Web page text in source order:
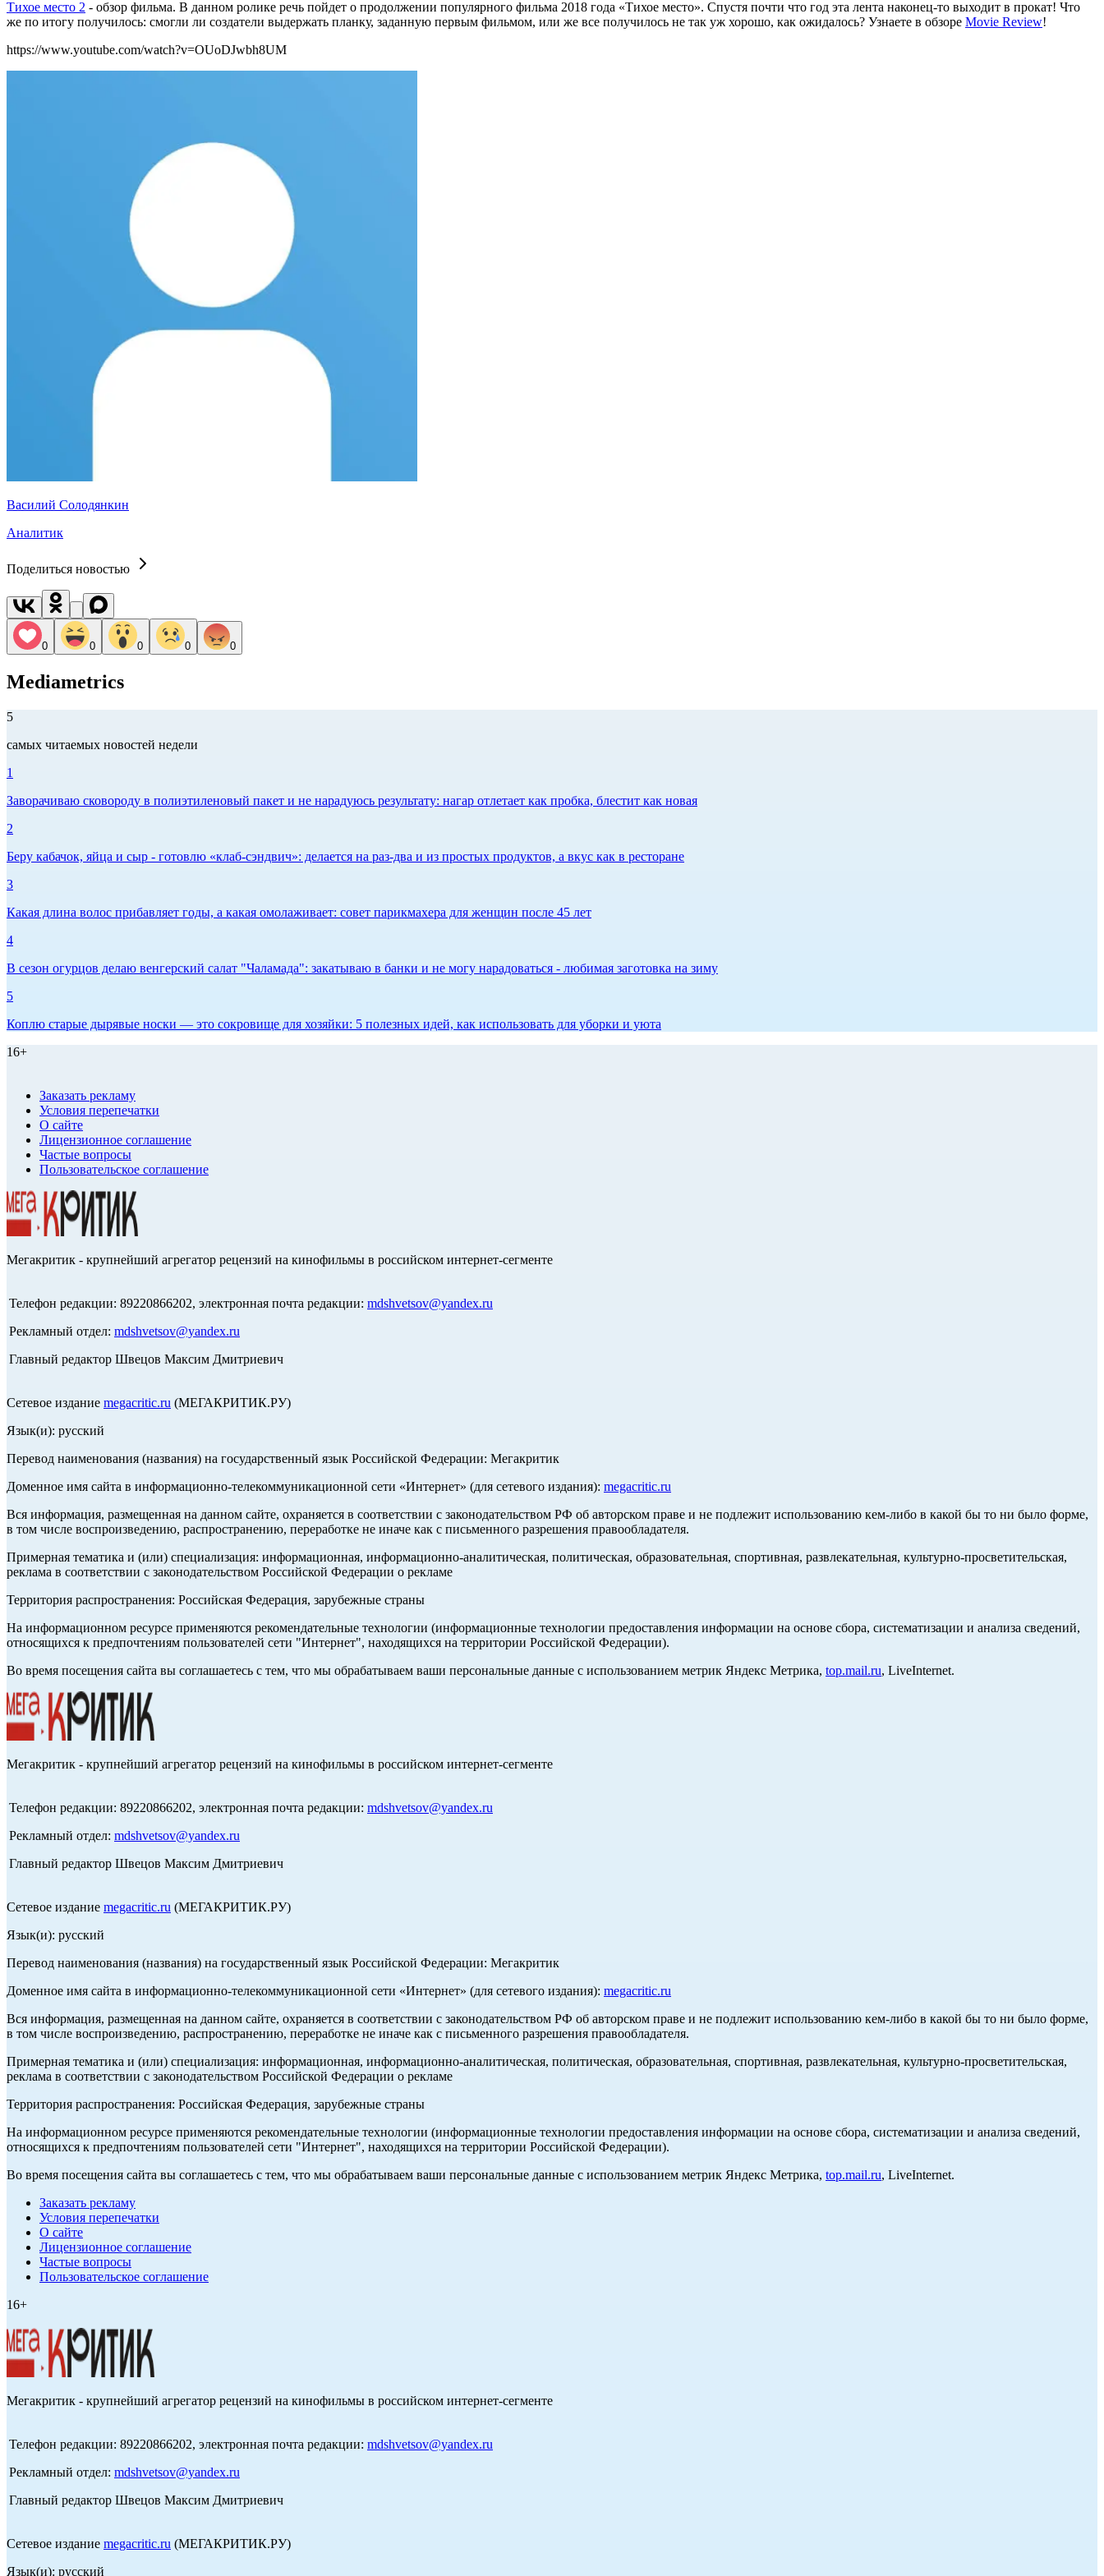
Тихое место 2 - обзор фильма. В данном ролике речь пойдет о продолжении популярного фильма 2018 года «Тихое место». Спустя почти что год эта лента наконец-то выходит в прокат! Что
же по итогу получилось: смогли ли создатели выдержать планку, заданную первым фильмом, или же все получилось не так уж хорошо, как ожидалось? Узнаете в обзоре Movie Review!
https://www.youtube.com/watch?v=OUoDJwbh8UM
Василий Солодянкин
Аналитик
Поделиться новостью
0 0 0 0 0
Mediametrics
5
самых читаемых новостей недели
1
Заворачиваю сковороду в полиэтиленовый пакет и не нарадуюсь результату: нагар отлетает как пробка, блестит как новая
2
Беру кабачок, яйца и сыр - готовлю «клаб-сэндвич»: делается на раз-два и из простых продуктов, а вкус как в ресторане
3
Какая длина волос прибавляет годы, а какая омолаживает: совет парикмахера для женщин после 45 лет
4
В сезон огурцов делаю венгерский салат "Чаламада": закатываю в банки и не могу нарадоваться - любимая заготовка на зиму
5
Коплю старые дырявые носки — это сокровище для хозяйки: 5 полезных идей, как использовать для уборки и уюта
16+
Заказать рекламу
Условия перепечатки
О сайте
Лицензионное соглашение
Частые вопросы
Пользовательское соглашение
Мегакритик - крупнейший агрегатор рецензий на кинофильмы в российском интернет-сегменте
Телефон редакции: 89220866202, электронная почта редакции: mdshvetsov@yandex.ru
Рекламный отдел: mdshvetsov@yandex.ru
Главный редактор Швецов Максим Дмитриевич
Сетевое издание megacritic.ru (МЕГАКРИТИК.РУ)
Язык(и): русский
Перевод наименования (названия) на государственный язык Российской Федерации: Мегакритик
Доменное имя сайта в информационно-телекоммуникационной сети «Интернет» (для сетевого издания): megacritic.ru
Вся информация, размещенная на данном сайте, охраняется в соответствии с законодательством РФ об авторском праве и не подлежит использованию кем-либо в какой бы то ни было форме,
в том числе воспроизведению, распространению, переработке не иначе как с письменного разрешения правообладателя.
Примерная тематика и (или) специализация: информационная, информационно-аналитическая, политическая, образовательная, спортивная, развлекательная, культурно-просветительская,
реклама в соответствии с законодательством Российской Федерации о рекламе
Территория распространения: Российская Федерация, зарубежные страны
На информационном ресурсе применяются рекомендательные технологии (информационные технологии предоставления информации на основе сбора, систематизации и анализа сведений,
относящихся к предпочтениям пользователей сети "Интернет", находящихся на территории Российской Федерации).
Во время посещения сайта вы соглашаетесь с тем, что мы обрабатываем ваши персональные данные с использованием метрик Яндекс Метрика, top.mail.ru, LiveInternet.
Мегакритик - крупнейший агрегатор рецензий на кинофильмы в российском интернет-сегменте
Телефон редакции: 89220866202, электронная почта редакции: mdshvetsov@yandex.ru
Рекламный отдел: mdshvetsov@yandex.ru
Главный редактор Швецов Максим Дмитриевич
Сетевое издание megacritic.ru (МЕГАКРИТИК.РУ)
Язык(и): русский
Перевод наименования (названия) на государственный язык Российской Федерации: Мегакритик
Доменное имя сайта в информационно-телекоммуникационной сети «Интернет» (для сетевого издания): megacritic.ru
Вся информация, размещенная на данном сайте, охраняется в соответствии с законодательством РФ об авторском праве и не подлежит использованию кем-либо в какой бы то ни было форме,
в том числе воспроизведению, распространению, переработке не иначе как с письменного разрешения правообладателя.
Примерная тематика и (или) специализация: информационная, информационно-аналитическая, политическая, образовательная, спортивная, развлекательная, культурно-просветительская,
реклама в соответствии с законодательством Российской Федерации о рекламе
Территория распространения: Российская Федерация, зарубежные страны
На информационном ресурсе применяются рекомендательные технологии (информационные технологии предоставления информации на основе сбора, систематизации и анализа сведений,
относящихся к предпочтениям пользователей сети "Интернет", находящихся на территории Российской Федерации).
Во время посещения сайта вы соглашаетесь с тем, что мы обрабатываем ваши персональные данные с использованием метрик Яндекс Метрика, top.mail.ru, LiveInternet.
Заказать рекламу
Условия перепечатки
О сайте
Лицензионное соглашение
Частые вопросы
Пользовательское соглашение
16+
Мегакритик - крупнейший агрегатор рецензий на кинофильмы в российском интернет-сегменте
Телефон редакции: 89220866202, электронная почта редакции: mdshvetsov@yandex.ru
Рекламный отдел: mdshvetsov@yandex.ru
Главный редактор Швецов Максим Дмитриевич
Сетевое издание megacritic.ru (МЕГАКРИТИК.РУ)
Язык(и): русский